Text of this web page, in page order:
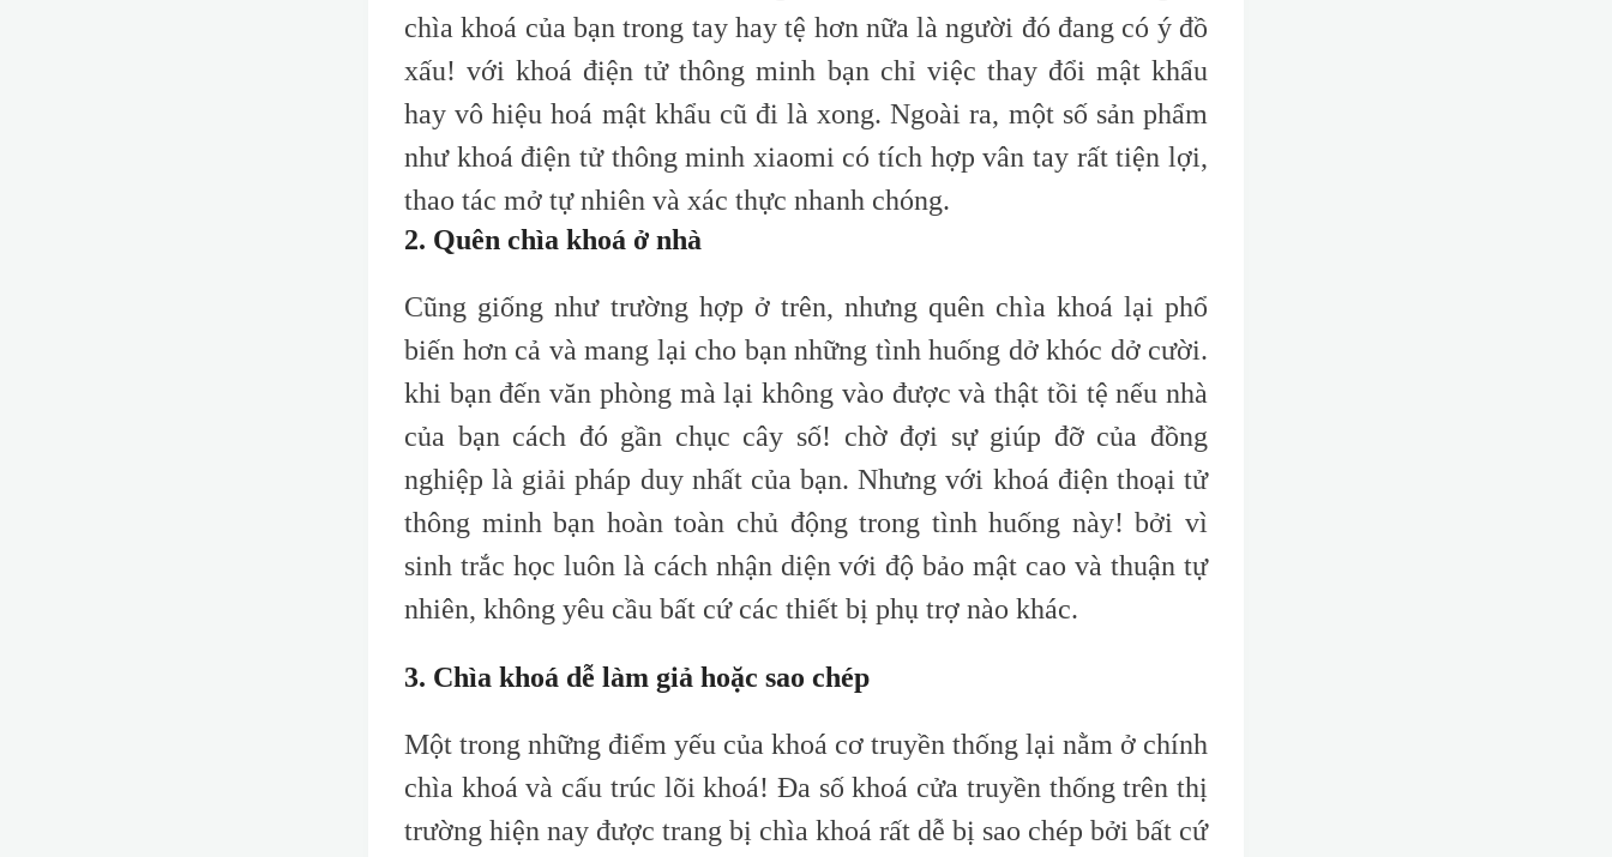
chìa khoá của bạn trong tay hay tệ hơn nữa là người đó đang có ý đồ
xấu! với khoá điện tử thông minh bạn chỉ việc thay đổi mật khẩu
hay vô hiệu hoá mật khẩu cũ đi là xong. Ngoài ra, một số sản phẩm
như khoá điện tử thông minh xiaomi có tích hợp vân tay rất tiện lợi,
thao tác mở tự nhiên và xác thực nhanh chóng.
2. Quên chìa khoá ở nhà
Cũng giống như trường hợp ở trên, nhưng quên chìa khoá lại phổ
biến hơn cả và mang lại cho bạn những tình huống dở khóc dở cười.
khi bạn đến văn phòng mà lại không vào được và thật tồi tệ nếu nhà
của bạn cách đó gần chục cây số! chờ đợi sự giúp đỡ của đồng
nghiệp là giải pháp duy nhất của bạn. Nhưng với khoá điện thoại tử
thông minh bạn hoàn toàn chủ động trong tình huống này! bởi vì
sinh trắc học luôn là cách nhận diện với độ bảo mật cao và thuận tự
nhiên, không yêu cầu bất cứ các thiết bị phụ trợ nào khác.
3. Chìa khoá dễ làm giả hoặc sao chép
Một trong những điểm yếu của khoá cơ truyền thống lại nằm ở chính
chìa khoá và cấu trúc lõi khoá! Đa số khoá cửa truyền thống trên thị
trường hiện nay được trang bị chìa khoá rất dễ bị sao chép bởi bất cứ